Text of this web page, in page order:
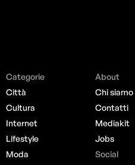
Categorie
Città
Cultura
Internet
Lifestyle
Moda
About
Chi siamo
Contatti
Mediakit
Jobs
Social